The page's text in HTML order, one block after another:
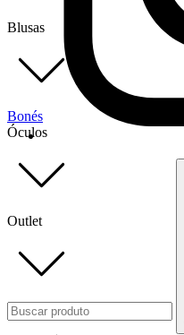
Blusas
Bonés
Óculos
Outlet